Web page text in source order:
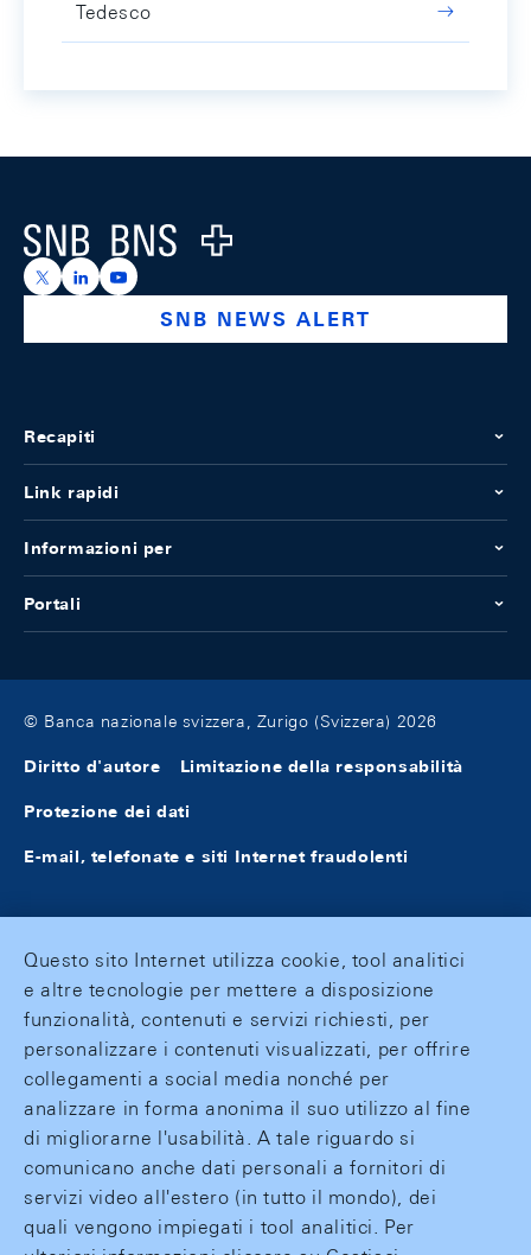
Tedesco
Logo
https://x.com/snb_bns
https://ch.linkedin.com/company/swiss-national-
https://www.youtube.com/@swissnationalbank
SNB NEWS ALERT
Recapiti
Link rapidi
Informazioni per
Portali
© Banca nazionale svizzera, Zurigo (Svizzera) 2026
Diritto d'autore Limitazione della responsabilità
Protezione dei dati
E-mail, telefonate e siti Internet fraudolenti
Questo sito Internet utilizza cookie, tool analitici
e altre tecnologie per mettere a disposizione
funzionalità, contenuti e servizi richiesti, per
personalizzare i contenuti visualizzati, per offrire
collegamenti a social media nonché per
analizzare in forma anonima il suo utilizzo al fine
di migliorarne l'usabilità. A tale riguardo si
comunicano anche dati personali a fornitori di
servizi video all'estero (in tutto il mondo), dei
quali vengono impiegati i tool analitici. Per